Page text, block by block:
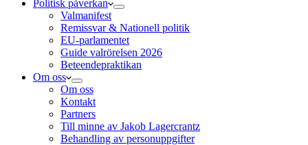
Politisk påverkan
Valmanifest
Remissvar & Nationell politik
EU-parlamentet
Guide valrörelsen 2026
Beteendepraktikan
Om oss
Om oss
Kontakt
Partners
Till minne av Jakob Lagercrantz
Behandling av personuppgifter